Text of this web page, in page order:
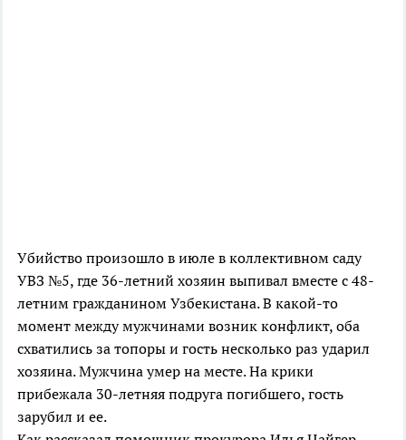
Убийство произошло в июле в коллективном саду
УВЗ №5, где 36-летний хозяин выпивал вместе с 48-
летним гражданином Узбекистана. В какой-то
момент между мужчинами возник конфликт, оба
схватились за топоры и гость несколько раз ударил
хозяина. Мужчина умер на месте. На крики
прибежала 30-летняя подруга погибшего, гость
зарубил и ее.